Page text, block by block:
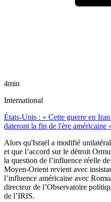
4min
International
États-Unis : « Cette guerre en
dateront la fin de l'ère américaine
Alors qu'Israël a modifié
et que l’accord sur le détroit
la question de l’influence réelle
Moyen-Orient revient avec
l’influence américaine avec
directeur de l’Observatoire
de l’IRIS.